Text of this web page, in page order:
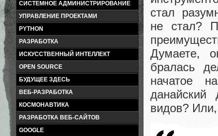
СИСТЕМНОЕ АДМИНИСТРИРОВАНИЕ
УПРАВЛЕНИЕ ПРОЕКТАМИ
PYTHON
РАЗРАБОТКА
ИСКУССТВЕННЫЙ ИНТЕЛЛЕКТ
OPEN SOURCE
БУДУЩЕЕ ЗДЕСЬ
ВЕБ-РАЗРАБОТКА
КОСМОНАВТИКА
РАЗРАБОТКА ВЕБ-САЙТОВ
GOOGLE
стал
не стал?
Думаете,
бралась
начатое
видов?